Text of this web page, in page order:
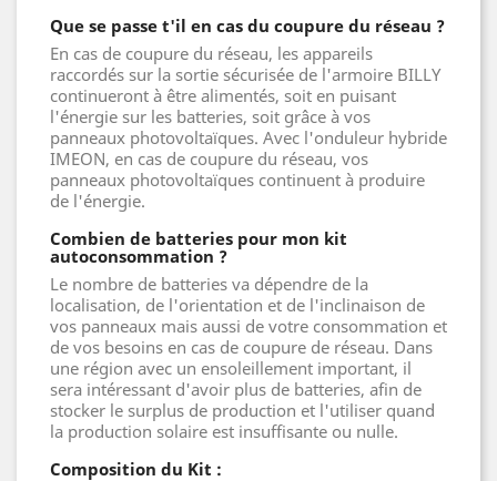
Que se passe t'il en cas du coupure du réseau ?
En cas de coupure du réseau, les appareils
raccordés sur la sortie sécurisée de l'armoire BILLY
continueront à être alimentés, soit en puisant
l'énergie sur les batteries, soit grâce à vos
panneaux photovoltaïques. Avec l'onduleur hybride
IMEON, en cas de coupure du réseau, vos
panneaux photovoltaïques continuent à produire
de l'énergie.
Combien de batteries pour mon kit
autoconsommation ?
Le nombre de batteries va dépendre de la
localisation, de l'orientation et de l'inclinaison de
vos panneaux mais aussi de votre consommation et
de vos besoins en cas de coupure de réseau. Dans
une région avec un ensoleillement important, il
sera intéressant d'avoir plus de batteries, afin de
stocker le surplus de production et l'utiliser quand
la production solaire est insuffisante ou nulle.
Composition du Kit :